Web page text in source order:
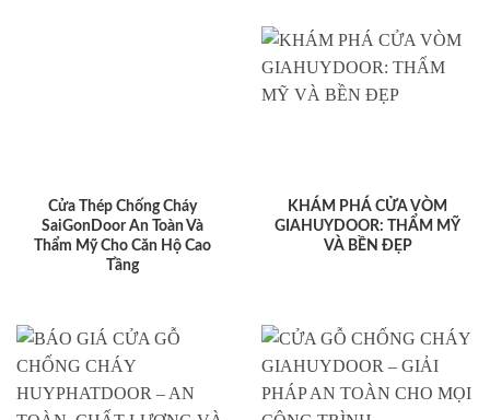
Cửa Thép Chống Cháy
SaiGonDoor An Toàn Và
Thẩm Mỹ Cho Căn Hộ Cao
Tầng
KHÁM PHÁ CỬA VÒM
GIAHUYDOOR: THẨM MỸ
VÀ BỀN ĐẸP